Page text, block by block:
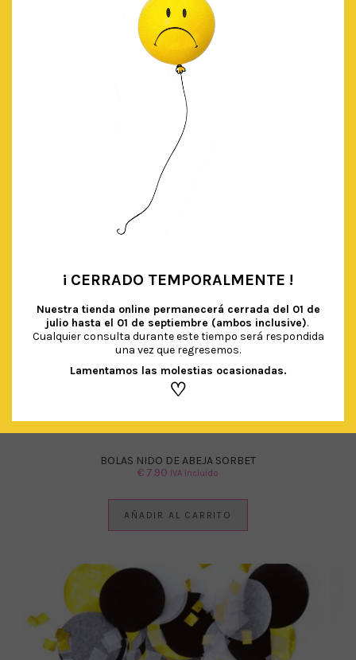
€4.00 IVA Incluido
AÑADIR AL CARRITO
BOLAS NIDO DE ABEJA SORBET
€ 7.90 IVA Incluido
AÑADIR AL CARRITO
¡ CERRADO TEMPORALMENTE !
Nuestra tienda online permanecerá cerrada del 01 de
julio hasta el 01 de septiembre (ambos inclusive).
Cualquier consulta durante este tiempo será respondida
una vez que regresemos.
Lamentamos las molestias ocasionadas.
♡